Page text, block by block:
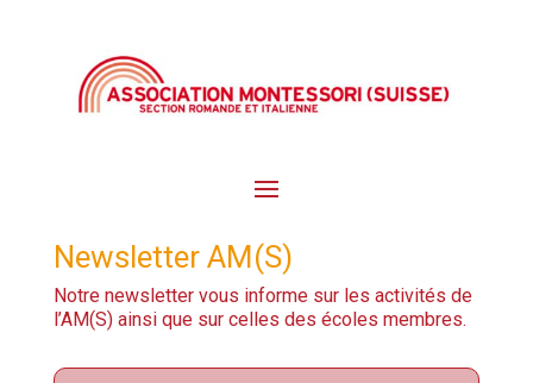
Newsletter AM(S)
Notre newsletter vous informe sur les activités de
l’AM(S) ainsi que sur celles des écoles membres.